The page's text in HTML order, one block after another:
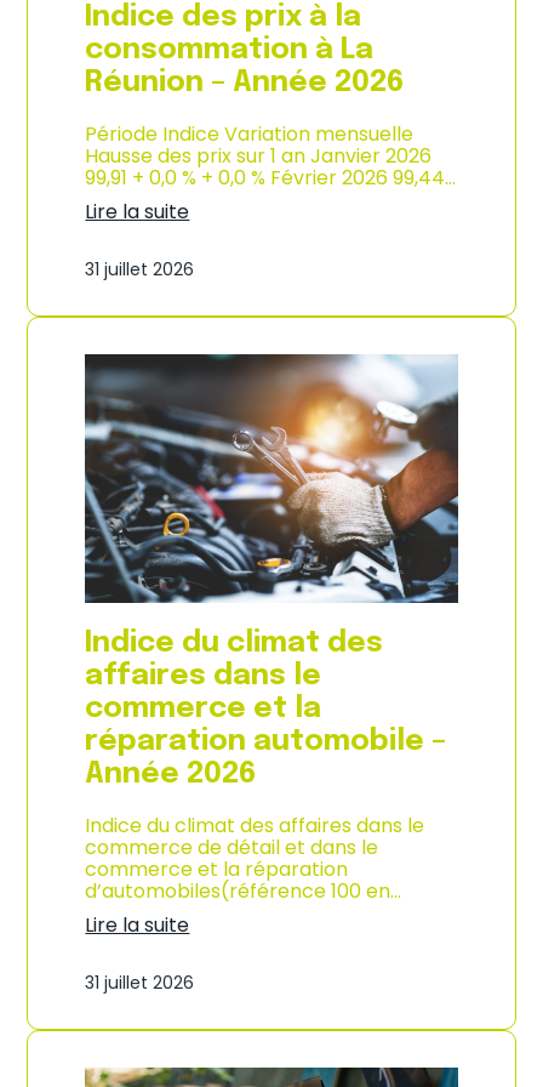
2
0
2
6
Indice des prix à la
consommation à La
Réunion – Année 2026
Période Indice Variation mensuelle
Hausse des prix sur 1 an Janvier 2026
99,91 + 0,0 % + 0,0 % Février 2026 99,44…
Lire la suite
n
i
e
e
s
p
r
i
x
à
l
a
c
o
n
s
o
m
m
a
t
o
n
à
L
R
u
n
o
n
31 juillet 2026
Indice du climat des
affaires dans le
commerce et la
réparation automobile –
Année 2026
Indice du climat des affaires dans le
commerce de détail et dans le
commerce et la réparation
d’automobiles(référence 100 en…
Lire la suite
n
i
e
31 juillet 2026